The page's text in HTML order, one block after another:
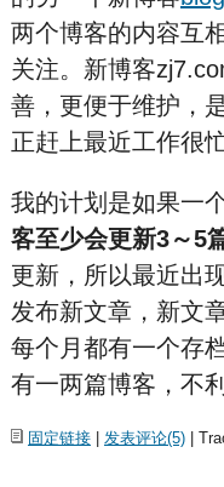
两个博客的内容互
关注。新博客
善，更便于维护，
正赶上最近工作很
我的计划是如果一
客至少会更新3～5
更新，所以最近出
发布新文章，新文
每个月都有一个存
有一两篇博客，不
固定链接| 发表评论(5)|